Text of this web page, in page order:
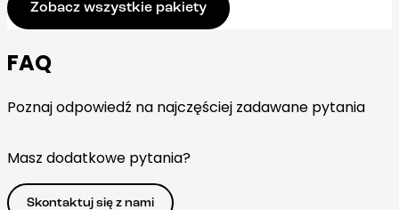
Zobacz wszystkie pakiety
FAQ
Poznaj odpowiedź na najczęściej zadawane pytania
Masz dodatkowe pytania?
Skontaktuj się z nami